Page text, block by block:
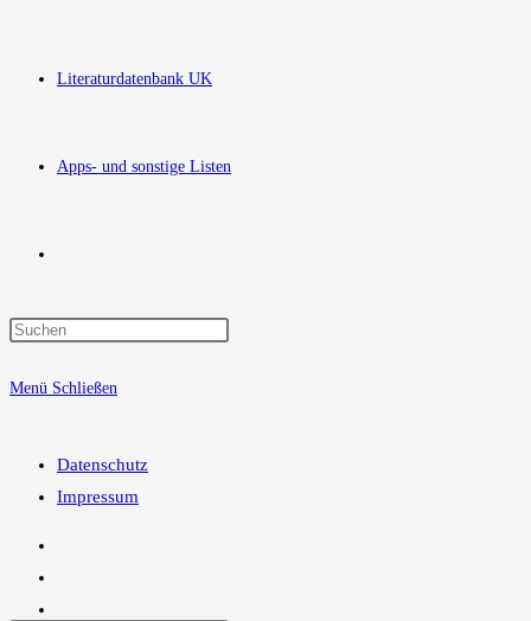
Literaturdatenbank UK
Apps- und sonstige Listen
Suche
Menü Schließen
Datenschutz
Impressum